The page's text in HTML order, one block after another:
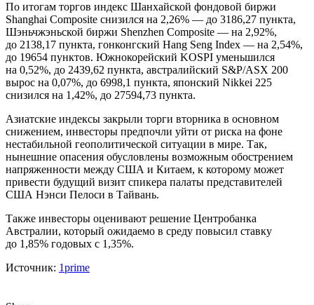
По итогам торгов индекс Шанхайской фондовой биржи
Shanghai Composite снизился на 2,26% — до 3186,27 пункта,
Шэньчжэньской биржи Shenzhen Composite — на 2,92%,
до 2138,17 пункта, гонконгский Hang Seng Index — на 2,54%,
до 19654 пунктов. Южнокорейский KOSPI уменьшился
на 0,52%, до 2439,62 пункта, австралийский S&P/ASX 200
вырос на 0,07%, до 6998,1 пункта, японский Nikkei 225
снизился на 1,42%, до 27594,73 пункта.
Азиатские индексы закрыли торги вторника в основном
снижением, инвесторы предпочли уйти от риска на фоне
нестабильной геополитической ситуации в мире. Так,
нынешние опасения обусловлены возможным обострением
напряженности между США и Китаем, к которому может
привести будущий визит спикера палаты представителей
США Нэнси Пелоси в Тайвань.
Также инвесторы оценивают решение Центробанка
Австралии, который ожидаемо в среду повысил ставку
до 1,85% годовых с 1,35%.
Источник: 1prime